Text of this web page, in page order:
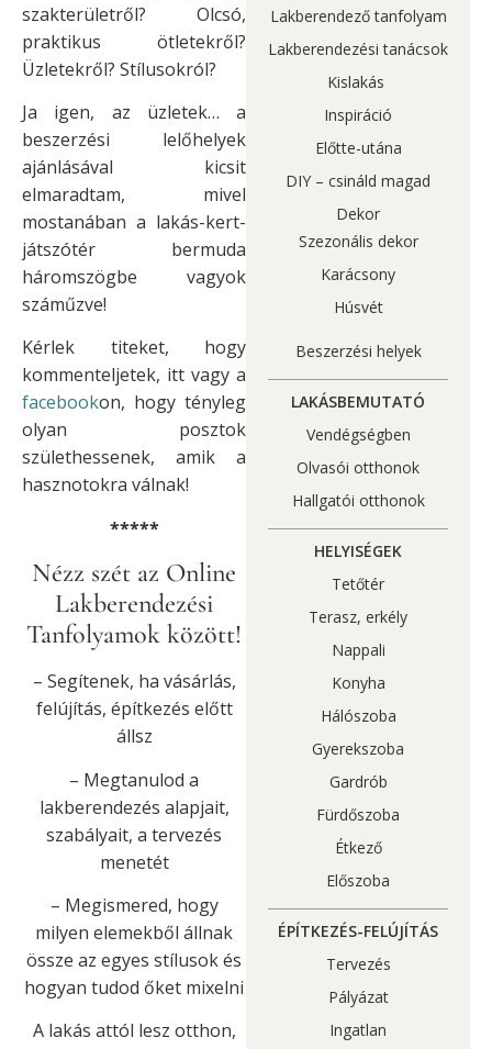
szakterületről? Olcsó,
praktikus ötletekről?
Üzletekről? Stílusokról?
Ja igen, az üzletek… a
beszerzési lelőhelyek
ajánlásával kicsit
elmaradtam, mivel
mostanában a lakás-kert-
játszótér bermuda
háromszögbe vagyok
száműzve!
Kérlek titeket, hogy
kommenteljetek, itt vagy a
facebookon, hogy tényleg
olyan posztok
születhessenek, amik a
hasznotokra válnak!
*****
Nézz szét az Online
Lakberendezési
Tanfolyamok között!
– Segítenek, ha vásárlás,
felújítás, építkezés előtt
állsz
– Megtanulod a
lakberendezés alapjait,
szabályait, a tervezés
menetét
– Megismered, hogy
milyen elemekből állnak
össze az egyes stílusok és
hogyan tudod őket mixelni
A lakás attól lesz otthon,
Lakberendező tanfolyam
Lakberendezési tanácsok
Kislakás
Inspiráció
Előtte-utána
DIY – csináld magad
Dekor
Szezonális dekor
Karácsony
Húsvét
Beszerzési helyek
LAKÁSBEMUTATÓ
Vendégségben
Olvasói otthonok
Hallgatói otthonok
HELYISÉGEK
Tetőtér
Terasz, erkély
Nappali
Konyha
Hálószoba
Gyerekszoba
Gardrób
Fürdőszoba
Étkező
Előszoba
ÉPÍTKEZÉS-FELÚJÍTÁS
Tervezés
Pályázat
Ingatlan